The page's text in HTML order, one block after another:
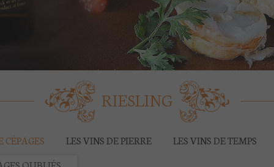
RIESLING
CÉPAGES
LES VINS DE PIERRE LES VINS DE TEMPS